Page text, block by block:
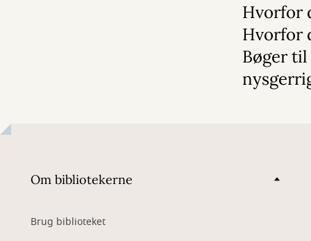
Hvorfor
Hvorfor
Bøger til
Om bibliotekerne
Brug biblioteket